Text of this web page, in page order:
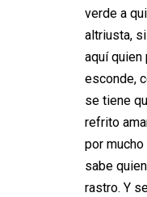
verde a
altriusta,
aquí
esconde,
se tiene
refrito
por
sabe
rastro. Y